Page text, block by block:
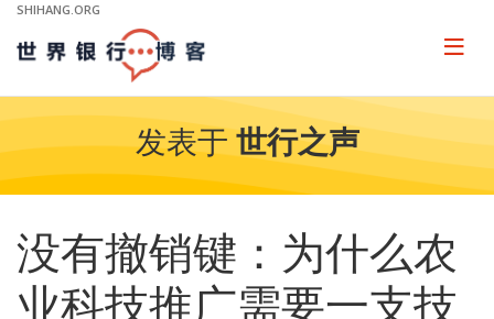
Skip
Main
Navigation
SHIHANG.ORG
Page
发表于 世行之声
没有撤销键：为什么农
业科技推广需要一支技